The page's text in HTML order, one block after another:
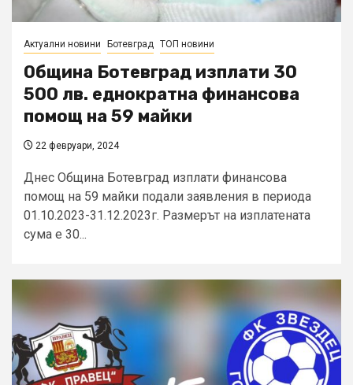
Актуални новини Ботевград ТОП новини
Община Ботевград изплати 30
500 лв. еднократна финансова
помощ на 59 майки
22 февруари, 2024
Днес Община Ботевград изплати финансова
помощ на 59 майки подали заявления в периода
01.10.2023-31.12.2023г. Размерът на изплатената
сума е 30...